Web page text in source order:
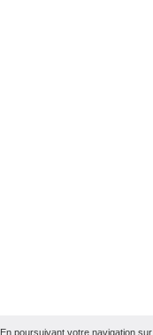
En poursuivant votre navigation